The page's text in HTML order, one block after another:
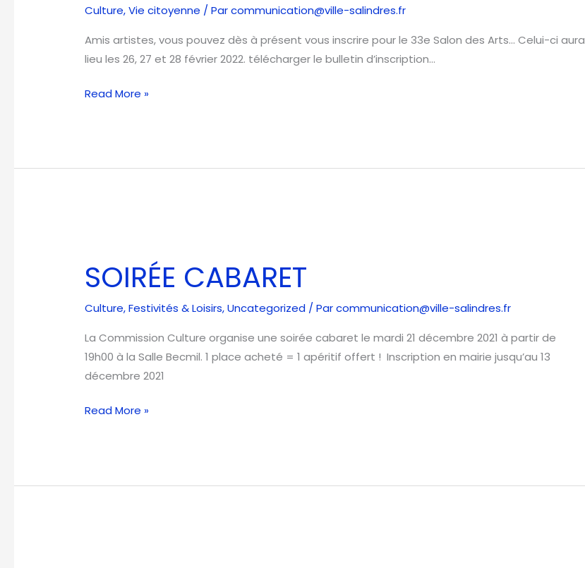
Culture,Vie citoyenne / Parcommunication@ville-salindres.fr
Amis artistes, vous pouvez dès à présent vous inscrire pour le 33e Salon des Arts… Celui-ci aura
lieu les 26, 27 et 28 février 2022. télécharger le bulletin d’inscription…
Read More »
SOIRÉE CABARET
Culture,Festivités & Loisirs,Uncategorized / Parcommunication@ville-salindres.fr
La Commission Culture organise une soirée cabaret le mardi 21 décembre 2021 à partir de
19h00 à la Salle Becmil. 1 place acheté = 1 apéritif offert ! Inscription en mairie jusqu’au 13
décembre 2021
Read More »